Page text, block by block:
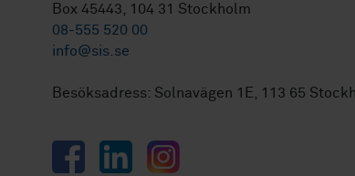
Box 45443, 104 31 Stockholm
08-555 520 00
info@sis.se
Besöksadress: Solnavägen 1E, 113 65
FacebookLinkedInInstagram